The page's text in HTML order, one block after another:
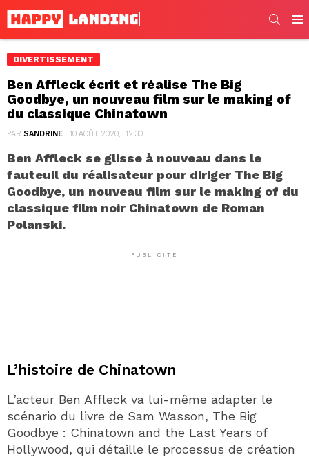
DIVERTISSEMENT
Ben Affleck écrit et réalise The Big
Goodbye, un nouveau film sur le making of
du classique Chinatown
PAR SANDRINE 10 AOÛT 2020, · 12:30
Ben Affleck se glisse à nouveau dans le
fauteuil du réalisateur pour diriger The Big
Goodbye, un nouveau film sur le making of du
classique film noir Chinatown de Roman
Polanski.
PUBLICITÉ
L’histoire de Chinatown
L’acteur Ben Affleck va lui-même adapter le
scénario du livre de Sam Wasson, The Big
Goodbye : Chinatown and the Last Years of
Hollywood, qui détaille le processus de création